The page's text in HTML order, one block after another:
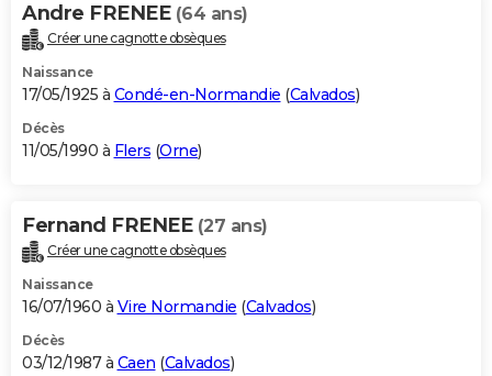
Andre FRENEE (64 ans)
Créer une cagnotte obsèques
Naissance
17/05/1925 à Condé-en-Normandie (Calvados)
Décès
11/05/1990 à Flers (Orne)
Fernand FRENEE (27 ans)
Créer une cagnotte obsèques
Naissance
16/07/1960 à Vire Normandie (Calvados)
Décès
03/12/1987 à Caen (Calvados)